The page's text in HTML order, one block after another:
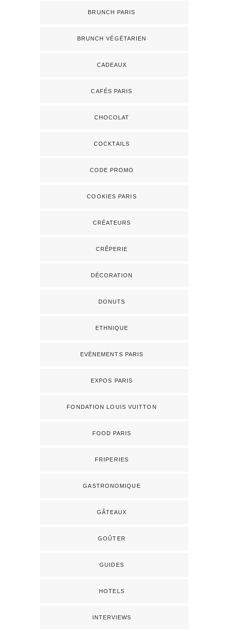
BRUNCH PARIS
BRUNCH VÉGÉTARIEN
CADEAUX
CAFÉS PARIS
CHOCOLAT
COCKTAILS
CODE PROMO
COOKIES PARIS
CRÉATEURS
CRÊPERIE
DÉCORATION
DONUTS
ETHNIQUE
EVÈNEMENTS PARIS
EXPOS PARIS
FONDATION LOUIS VUITTON
FOOD PARIS
FRIPERIES
GASTRONOMIQUE
GÂTEAUX
GOÛTER
GUIDES
HOTELS
INTERVIEWS